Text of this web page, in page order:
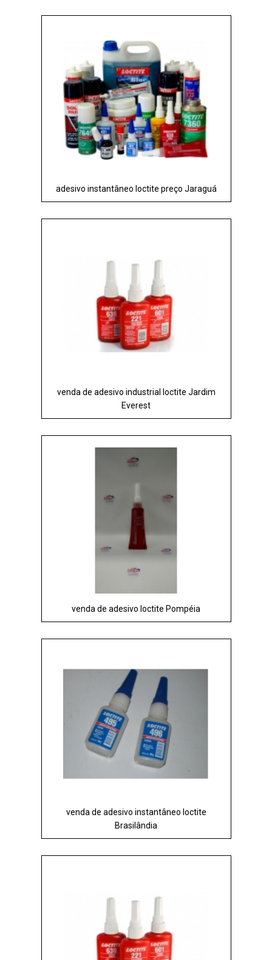
adesivo instantâneo loctite preço Jaraguá
venda de adesivo industrial loctite Jardim
Everest
venda de adesivo loctite Pompéia
venda de adesivo instantâneo loctite
Brasilândia